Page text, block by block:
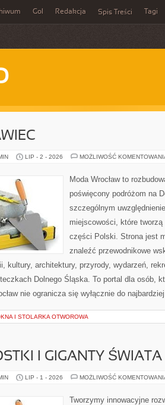
Gol Redakcja Spis Treści Tagi
LIP - 2 - 2026 MOŻLIWOŚĆ
Moda Wrocław to
poświęcony podróżom na
szczególnym
miejscowości, które
części Polski. Strona jest
znaleźć przewodnikowe
kultury, architektury, przyrody, wydarzeń,
Dolnego Śląska. To portal dla osób,
nie ogranicza się wyłącznie do
I STOLARKA OTWOROWA
I GIGANTY ŚWIATA
LIP - 1 - 2026 MOŻLIWOŚĆ
Tworzymy innowacyjne